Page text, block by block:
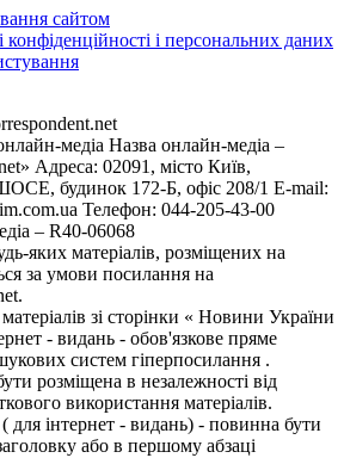
сайтом
конфіденційності і персональних даних
медіа Назва онлайн-медіа –
Адреса: 02091, місто Київ,
будинок 172-Б, офіс 208/1 E-mail:
Телефон: 044-205-43-00
– R40-06068
яких матеріалів, розміщених на
за умови посилання на
зі сторінки « Новини України
- видань - обов'язкове пряме
систем гіперпосилання .
розміщена в незалежності від
використання матеріалів.
для інтернет - видань) - повинна бути
або в першому абзаці